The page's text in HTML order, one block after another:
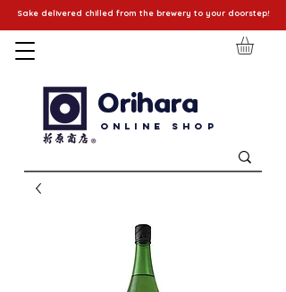
Sake delivered chilled from the brewery to your doorstep!
Orihara
Online Shop